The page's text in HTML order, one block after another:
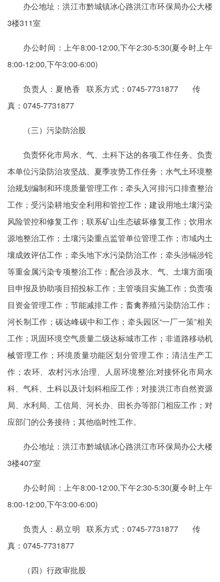
办公地址：洪江市黔城镇冰心路洪江市环保局办公大楼
3楼311室
办公时间：上午8:00-12:00,下午2:30-5:30(夏令时上午
8:00-12:00,下午3:00-6:00)
负责人：夏艳香 联系方式：0745-7731877 传
真：0745-7731877
（三）污染防治股
负责怀化市局水、气、土科下达的各项工作任务。负责
本单位污染防治攻坚战、夏季攻势工作任务；水气土环境整
治规划编制和环境质量管理工作；牵头入河排污口排查整治
工作；受污染耕地安全利用和管控工作；建设用地土壤污染
风险管控和修复工作；联系矿山生态破坏修复工作；饮用水
源地整治工作；土壤污染重点监管单位管理工作；市域内土
壤成效评估工作；牵头地下水污染防治工作；牵头涉镉涉铊
等重金属污染专项整治工作；配合涉及水、气、土壤方面项
目申报及协助项目招投标工作；主管项目实施工作；负责项
目资金管理工作；节能减排工作；畜禽养殖污染防治工作；
河长制工作；碳达峰碳中和工作；牵头园区“一厂一策”相关
工作；巩固环境空气质量二级达标城市工作；非道路移动机
械管理工作；环境质量功能区划分管理工作；清洁生产工
作；农环、农村污水治理、人居环境整治;对接怀化市局水
科、气科、土科以及计划科相应工作；对接洪江市自然资源
局、水利局、工信局、河长办、田长办等部门相应工作；对
应部门的公务接待；其他临时性工作。
办公地址：洪江市黔城镇冰心路洪江市环保局办公大楼
3楼407室
办公时间：上午8:00-12:00,下午2:30-5:30(夏令时上午
8:00-12:00,下午3:00-6:00)
负责人：易立明 联系方式：0745-7731877 传
真：0745-7731877
（四）行政审批股